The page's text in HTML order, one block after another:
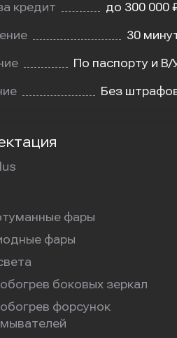
кредит до 300 000
30
По паспорту и В/
Без
фары
фары
боковых зеркал
форсунок